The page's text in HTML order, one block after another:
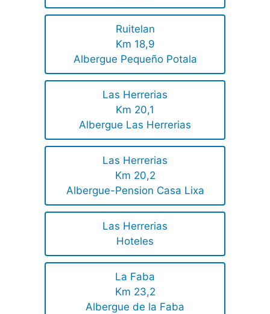
Ruitelan
Km 18,9
Albergue Pequeño Potala
Las Herrerias
Km 20,1
Albergue Las Herrerias
Las Herrerias
Km 20,2
Albergue-Pension Casa Lixa
Las Herrerias
Hoteles
La Faba
Km 23,2
Albergue de la Faba